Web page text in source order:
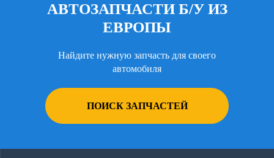
АВТОЗАПЧАСТИ Б/У ИЗ
ЕВРОПЫ
Найдите нужную запчасть для своего
автомобиля
ПОИСК ЗАПЧАСТЕЙ